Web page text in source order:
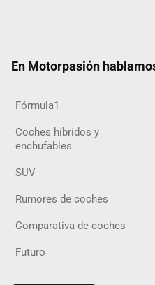
En Motorpasión
Fórmula1
Coches híbridos y
enchufables
SUV
Rumores de coches
Comparativa de coches
Futuro